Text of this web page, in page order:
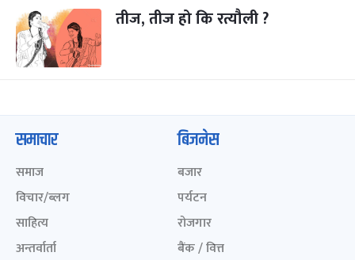
तीज, तीज हो कि रत्यौली ?
समाचार
समाज
विचार/ब्लग
साहित्य
अन्तर्वार्ता
बिजनेस
बजार
पर्यटन
रोजगार
बैंक / वित्त